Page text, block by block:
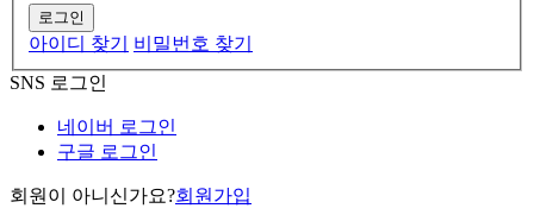
로그인
아이디 찾기
비밀번호 찾기
SNS 로그인
네이버 로그인
구글 로그인
회원이 아니신가요?회원가입